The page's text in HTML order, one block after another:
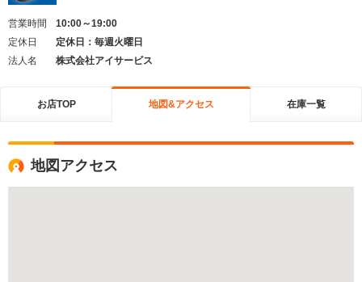
営業時間
10:00～19:00
定休日
定休日：毎週火曜日
法人名
株式会社アイサービス
お店TOP 地図&アクセス 在庫一覧
地図アクセス